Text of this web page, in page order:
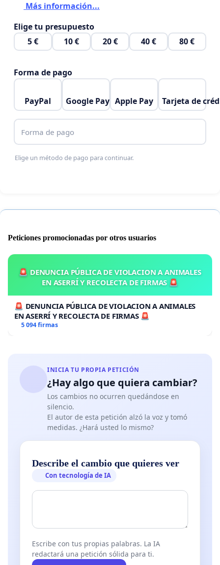
Más información...
Elige tu presupuesto
5 €
10 € 20 € 40 € 80 €
Forma de pago
PayPal Google Pay Apple Pay Tarjeta de
Forma de pago
Elige un método de pago para continuar.
Peticiones promocionadas por otros usuarios
🚨 DENUNCIA PÚBLICA DE VIOLACION A ANIMALES
EN ASERRÍ Y RECOLECTA DE FIRMAS 🚨
🚨 DENUNCIA PÚBLICA DE VIOLACION A ANIMALES
EN ASERRÍ Y RECOLECTA DE FIRMAS 🚨
5 094 firmas
INICIA TU PROPIA PETICIÓN
¿Hay algo que quiera cambiar?
Los cambios no ocurren quedándose en
silencio.
El autor de esta petición alzó la voz y tomó
medidas. ¿Hará usted lo mismo?
Describe el cambio que quieres ver
Con tecnología de IA
Escribe con tus propias palabras. La IA
redactará una petición sólida para ti.